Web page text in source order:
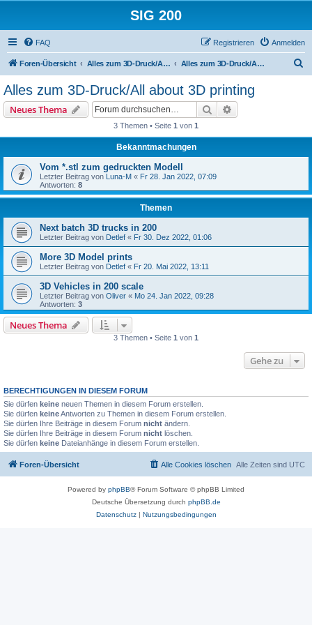
SIG 200
FAQ Anmelden
Registrieren
Foren-Übersicht Alles zum 3D-Druck/All about 3D printing Alles zum 3D-Druck/All about 3D printing
Alles zum 3D-Druck/All about 3D printing
Neues Thema Suche
3 Themen • Seite 1 von 1
Bekanntmachungen
Vom *.stl zum gedruckten Modell
Letzter Beitrag von Luna-M « Fr 28. Jan 2022, 07:09
Antworten: 8
Themen
Next batch 3D trucks in 200
Letzter Beitrag von Detlef « Fr 30. Dez 2022, 01:06
More 3D Model prints
Letzter Beitrag von Detlef « Fr 20. Mai 2022, 13:11
3D Vehicles in 200 scale
Letzter Beitrag von Oliver « Mo 24. Jan 2022, 09:28
Antworten: 3
Neues Thema
3 Themen • Seite 1 von 1
Gehe zu
BERECHTIGUNGEN IN DIESEM FORUM
Sie dürfen keine neuen Themen in diesem Forum erstellen.
Sie dürfen keineAntworten zu Themen in diesem Forum erstellen.
Sie dürfen Ihre Beiträge in diesem Forum nicht ändern.
Sie dürfen Ihre Beiträge in diesem Forum nicht löschen.
Sie dürfen keine Dateianhänge in diesem Forum erstellen.
Foren-Übersicht Alle Zeiten sind UTC
Alle Cookies löschen
Powered by phpBB® Forum Software © phpBB Limited
Deutsche Übersetzung durch phpBB.de
Datenschutz| Nutzungsbedingungen